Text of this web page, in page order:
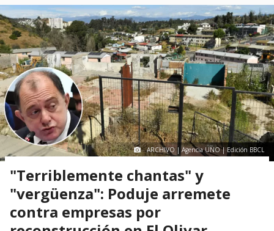
ARCHIVO | Agencia UNO | Edición BBCL
"Terriblemente chantas" y
"vergüenza": Poduje arremete
contra empresas por